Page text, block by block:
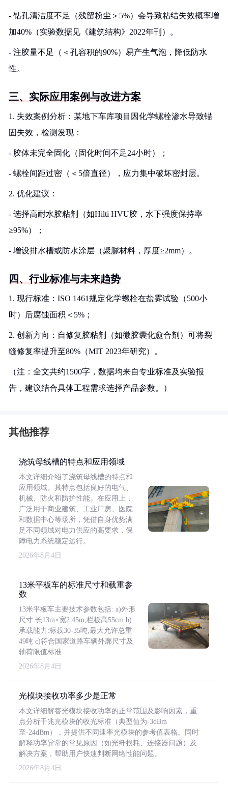
- 钻孔清洁度不足（残留粉尘＞5%）会导致粘结失效概率增
加40%（实验数据见《建筑结构》2022年刊）。
- 注胶量不足（＜孔容积的90%）易产生气泡，降低防水
性。
三、实际应用案例与改进方案
1. 失效案例分析：某地下车库项目因化学螺栓渗水导致锚
固失效，检测发现：
- 胶体未完全固化（固化时间不足24小时）；
- 螺栓间距过密（＜5倍直径），应力集中破坏密封层。
2. 优化建议：
- 选择高耐水胶粘剂（如Hilti HVU胶，水下强度保持率
≥95%）；
- 增设排水槽或防水涂层（聚脲材料，厚度≥2mm）。
四、行业标准与未来趋势
1. 现行标准：ISO 1461规定化学螺栓在盐雾试验（500小
时）后腐蚀面积＜5%；
2. 创新方向：自修复胶粘剂（如微胶囊化愈合剂）可将裂
缝修复率提升至80%（MIT 2023年研究）。
（注：全文共约1500字，数据均来自专业标准及实验报
告，建议结合具体工程需求选择产品参数。）
其他推荐
浇筑母线槽的特点和应用领域
本文详细介绍了浇筑母线槽的特点和
应用领域。其特点包括良好的电气、
机械、防火和防护性能。在应用上，
广泛用于商业建筑、工业厂房、医院
和数据中心等场所，凭借自身优势满
足不同领域对电力供应的高要求，保
障电力系统稳定运行。
2026年8月4日
13米平板车的标准尺寸和载重参
数
13米平板车主要技术参数包括: a)外形
尺寸:长13m×宽2.45m,栏板高55cm b)
承载能力:标载30-35吨,最大允许总重
49吨 c)符合国家道路车辆外廓尺寸及
轴荷限值标准
2026年8月4日
光模块接收功率多少是正常
本文详细解答光模块接收功率的正常范围及影响因素，重
点分析千兆光模块的收光标准（典型值为-3dBm
至-24dBm），并提供不同速率光模块的参考值表格。同时
解释功率异常的常见原因（如光纤损耗、连接器问题）及
解决方案，帮助用户快速判断网络性能问题。
2026年8月4日